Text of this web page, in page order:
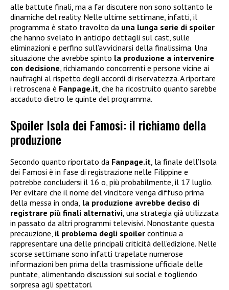
alle battute finali, ma a far discutere non sono soltanto le
dinamiche del reality. Nelle ultime settimane, infatti, il
programma è stato travolto da una lunga serie di spoiler
che hanno svelato in anticipo dettagli sul cast, sulle
eliminazioni e perfino sull’avvicinarsi della finalissima. Una
situazione che avrebbe spinto la produzione a intervenire
con decisione, richiamando concorrenti e persone vicine ai
naufraghi al rispetto degli accordi di riservatezza. A riportare
i retroscena è Fanpage.it, che ha ricostruito quanto sarebbe
accaduto dietro le quinte del programma.
Spoiler Isola dei Famosi: il richiamo della
produzione
Secondo quanto riportato da Fanpage.it , la finale dell’Isola
dei Famosi è in fase di registrazione nelle Filippine e
potrebbe concludersi il 16 o, più probabilmente, il 17 luglio.
Per evitare che il nome del vincitore venga diffuso prima
della messa in onda, la produzione avrebbe deciso di
registrare più finali alternativi , una strategia già utilizzata
in passato da altri programmi televisivi. Nonostante questa
precauzione, il problema degli spoiler continua a
rappresentare una delle principali criticità dell’edizione. Nelle
scorse settimane sono infatti trapelate numerose
informazioni ben prima della trasmissione ufficiale delle
puntate, alimentando discussioni sui social e togliendo
sorpresa agli spettatori.